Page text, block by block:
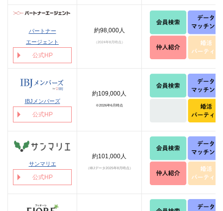
パートナー
エージェント
公式HP
約98,000人
（2024年8月時点）
IBJメンバーズ
公式HP
約109,000人
※2026年6月時点
サンマリエ
公式HP
約101,000人
（IBJデータ2025年8月時点）